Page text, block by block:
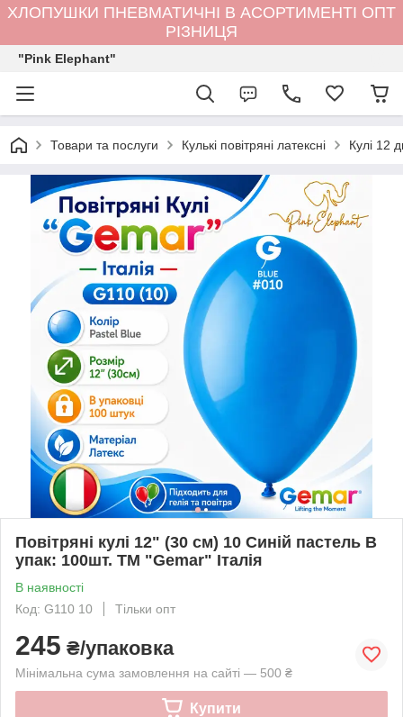
ХЛОПУШКИ ПНЕВМАТИЧНІ В АСОРТИМЕНТІ ОПТ
РІЗНИЦЯ
"Pink Elephant"
Товари та послуги Кулькi повітряні латексні Кулі 12
Повітряні кулі 12" (30 см) 10 Синій пастель В
упак: 100шт. ТМ "Gemar" Італія
В наявності
Код: G110 10
Тільки опт
245 ₴/упаковка
Мінімальна сума замовлення на сайті — 500 ₴
Купити